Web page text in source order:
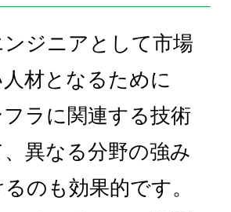
ジニアとして市場
材となるために
ラに関連する技術
異なる分野の強み
のも効果的です。